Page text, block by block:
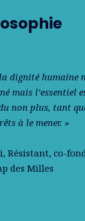
dignité humaine
mais l’essentiel
non plus, tant
à le mener. »
, Résistant, co-
des Milles